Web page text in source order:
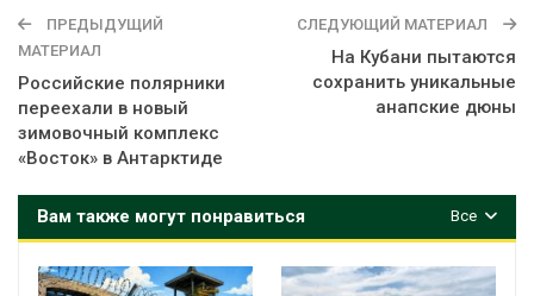
ПРЕДЫДУЩИЙ
МАТЕРИАЛ
Российские полярники
переехали в новый
зимовочный комплекс
«Восток» в Антарктиде
СЛЕДУЮЩИЙ МАТЕРИАЛ
На Кубани пытаются
сохранить уникальные
анапские дюны
Все
Вам также могут понравиться